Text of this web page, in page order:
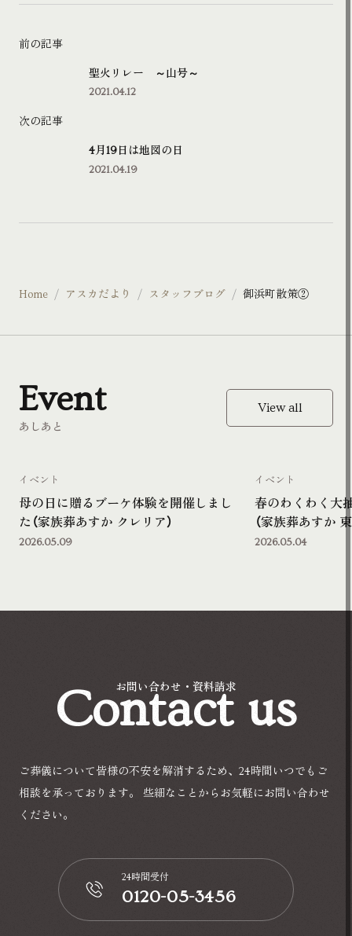
前の記事
聖火リレー ～山号～
2021.04.12
次の記事
4月19日は地図の日
2021.04.19
Home アスカだより スタッフブログ 御浜町散策②
あしあと
Event View all
母の日に贈るブーケ体験を開催しまし
た（家族葬あすか クレリア）
イベント
2026.05.09
春のわくわく大
（家族葬あすか
イベント
2026.05.04
お問い合わせ・資料請求
Contact us
ご葬儀について皆様の不安を解消するため、24時間いつでもご
相談を承っております。
些細なことからお気軽にお問い合わせ
ください。
📞
24時間受付
0120-05-3456